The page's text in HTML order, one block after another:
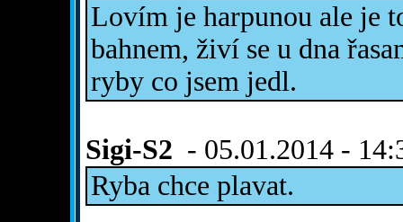
Lovím je harpunou ale je
bahnem, živí se u dna
ryby co jsem jedl.
Sigi-S2 - 05.01.2014 -
Ryba chce plavat.